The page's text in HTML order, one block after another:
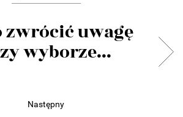
zwrócić uwagę
wyborze...
Następny